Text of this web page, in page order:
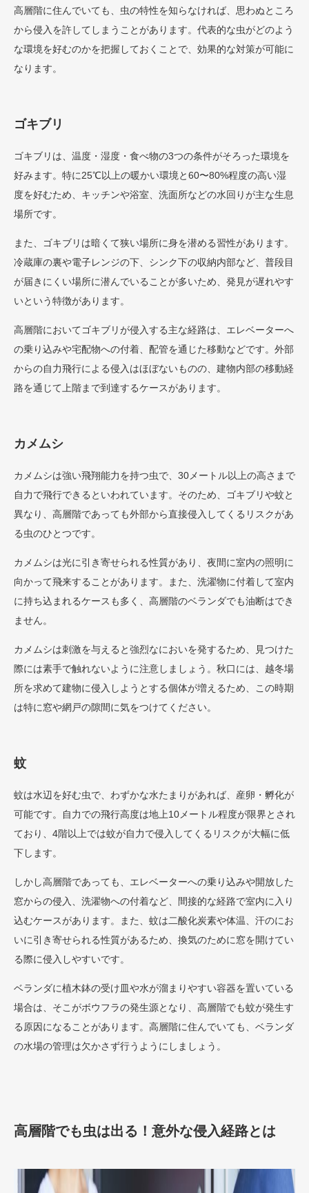
高層階に住んでいても、虫の特性を知らなければ、思わぬところ
から侵入を許してしまうことがあります。代表的な虫がどのよう
な環境を好むのかを把握しておくことで、効果的な対策が可能に
なります。
ゴキブリ
ゴキブリは、温度・湿度・食べ物の3つの条件がそろった環境を
好みます。特に25℃以上の暖かい環境と60〜80%程度の高い湿
度を好むため、キッチンや浴室、洗面所などの水回りが主な生息
場所です。
また、ゴキブリは暗くて狭い場所に身を潜める習性があります。
冷蔵庫の裏や電子レンジの下、シンク下の収納内部など、普段目
が届きにくい場所に潜んでいることが多いため、発見が遅れやす
いという特徴があります。
高層階においてゴキブリが侵入する主な経路は、エレベーターへ
の乗り込みや宅配物への付着、配管を通じた移動などです。外部
からの自力飛行による侵入はほぼないものの、建物内部の移動経
路を通じて上階まで到達するケースがあります。
カメムシ
カメムシは強い飛翔能力を持つ虫で、30メートル以上の高さまで
自力で飛行できるといわれています。そのため、ゴキブリや蚊と
異なり、高層階であっても外部から直接侵入してくるリスクがあ
る虫のひとつです。
カメムシは光に引き寄せられる性質があり、夜間に室内の照明に
向かって飛来することがあります。また、洗濯物に付着して室内
に持ち込まれるケースも多く、高層階のベランダでも油断はでき
ません。
カメムシは刺激を与えると強烈なにおいを発するため、見つけた
際には素手で触れないように注意しましょう。秋口には、越冬場
所を求めて建物に侵入しようとする個体が増えるため、この時期
は特に窓や網戸の隙間に気をつけてください。
蚊
蚊は水辺を好む虫で、わずかな水たまりがあれば、産卵・孵化が
可能です。自力での飛行高度は地上10メートル程度が限界とされ
ており、4階以上では蚊が自力で侵入してくるリスクが大幅に低
下します。
しかし高層階であっても、エレベーターへの乗り込みや開放した
窓からの侵入、洗濯物への付着など、間接的な経路で室内に入り
込むケースがあります。また、蚊は二酸化炭素や体温、汗のにお
いに引き寄せられる性質があるため、換気のために窓を開けてい
る際に侵入しやすいです。
ベランダに植木鉢の受け皿や水が溜まりやすい容器を置いている
場合は、そこがボウフラの発生源となり、高層階でも蚊が発生す
る原因になることがあります。高層階に住んでいても、ベランダ
の水場の管理は欠かさず行うようにしましょう。
高層階でも虫は出る！意外な侵入経路とは